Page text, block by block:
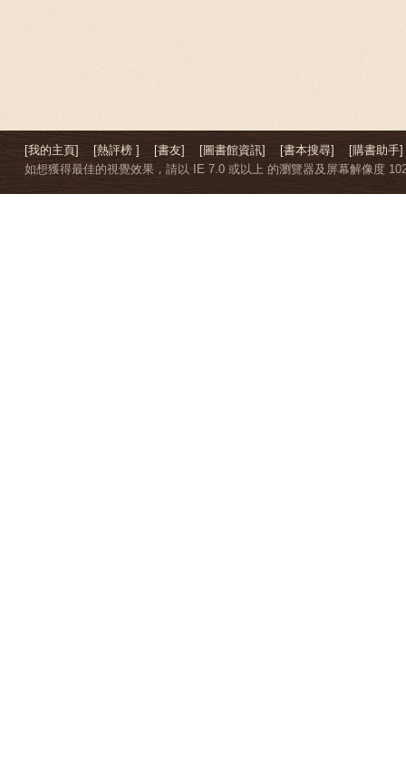
[我的主頁] [熱評榜 ] [書友] [圖書館資訊] [書本搜尋]
[購書助手]
如想獲得最佳的視覺效果，請以 IE 7.0 或以上 的瀏覽器及屏幕解像度